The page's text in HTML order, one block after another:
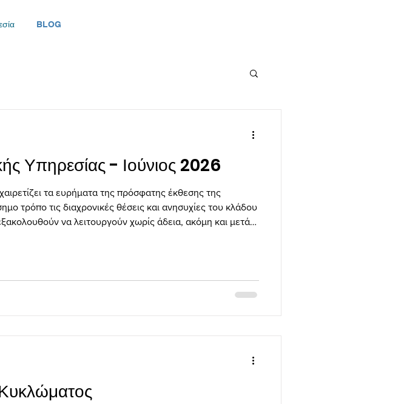
BLOG
Υπηρεσίας - Ιούνιος 2026
τα ευρήματα της πρόσφατης έκθεσης της
τρόπο τις διαχρονικές θέσεις και ανησυχίες του κλάδου
να λειτουργούν χωρίς άδεια, ακόμη και μετά